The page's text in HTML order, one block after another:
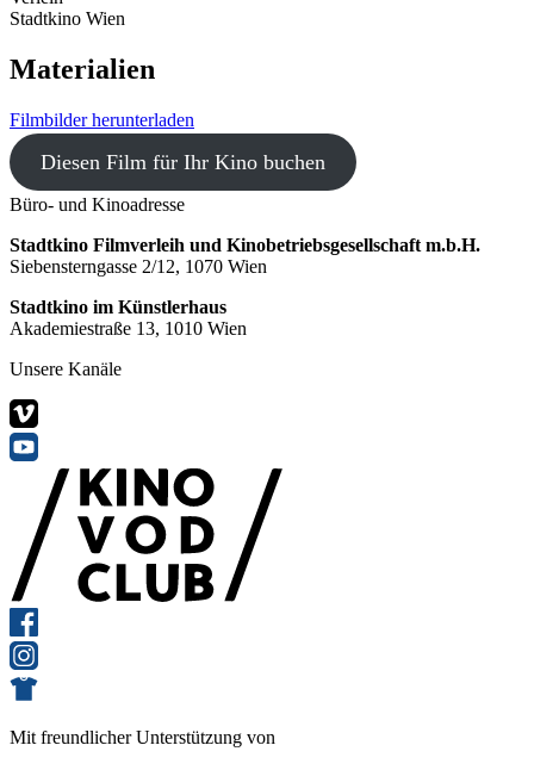
Stadtkino Wien
Materialien
Filmbilder herunterladen
Diesen Film für Ihr Kino buchen
Büro- und Kinoadresse
Stadtkino Filmverleih und Kinobetriebsgesellschaft m.b.H.
Siebensterngasse 2/12, 1070 Wien
Stadtkino im Künstlerhaus
Akademiestraße 13, 1010 Wien
Unsere Kanäle
Mit freundlicher Unterstützung von